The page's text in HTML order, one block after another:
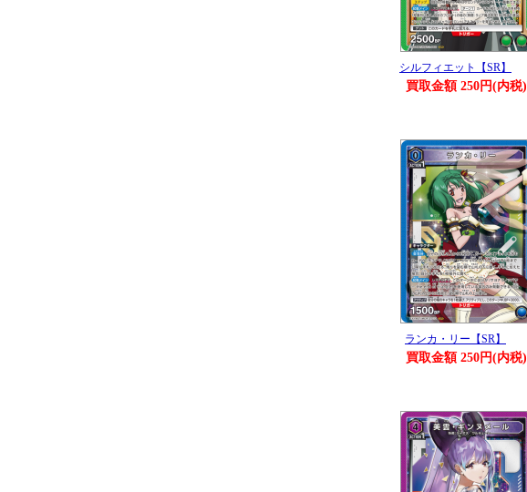
シルフィエット【SR】
買取金額 250円(内税)
ランカ・リー【SR】
買取金額 250円(内税)